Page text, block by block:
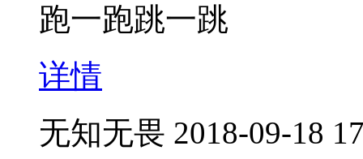
跑一跑跳一跳
详情
无知无畏 2018-09-18